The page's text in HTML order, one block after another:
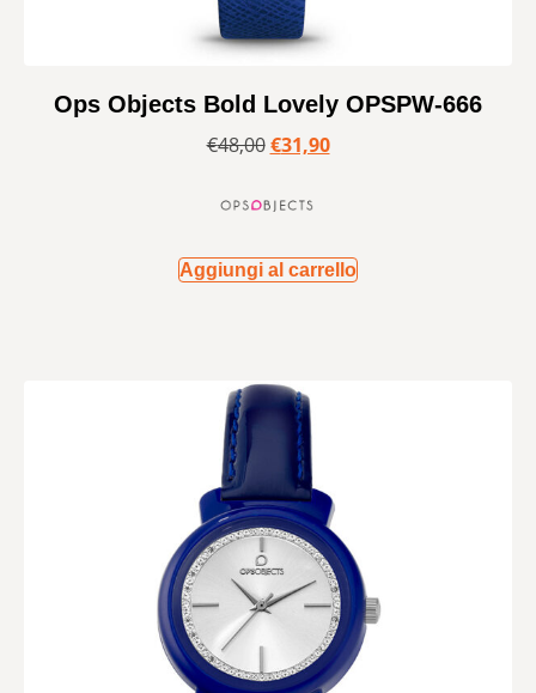
Ops Objects Bold Lovely OPSPW-666
€48,00 €31,90
Aggiungi al carrello